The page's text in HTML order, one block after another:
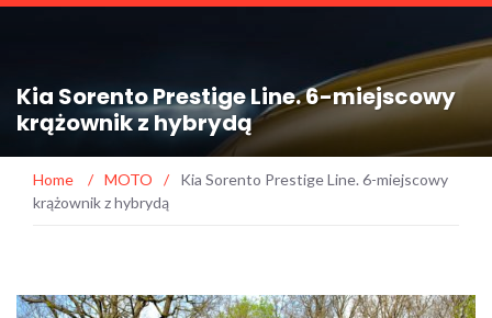
Kia Sorento Prestige Line. 6-miejscowy
krążownik z hybrydą
Home / MOTO /
Kia Sorento Prestige Line. 6-miejscowy
krążownik z hybrydą